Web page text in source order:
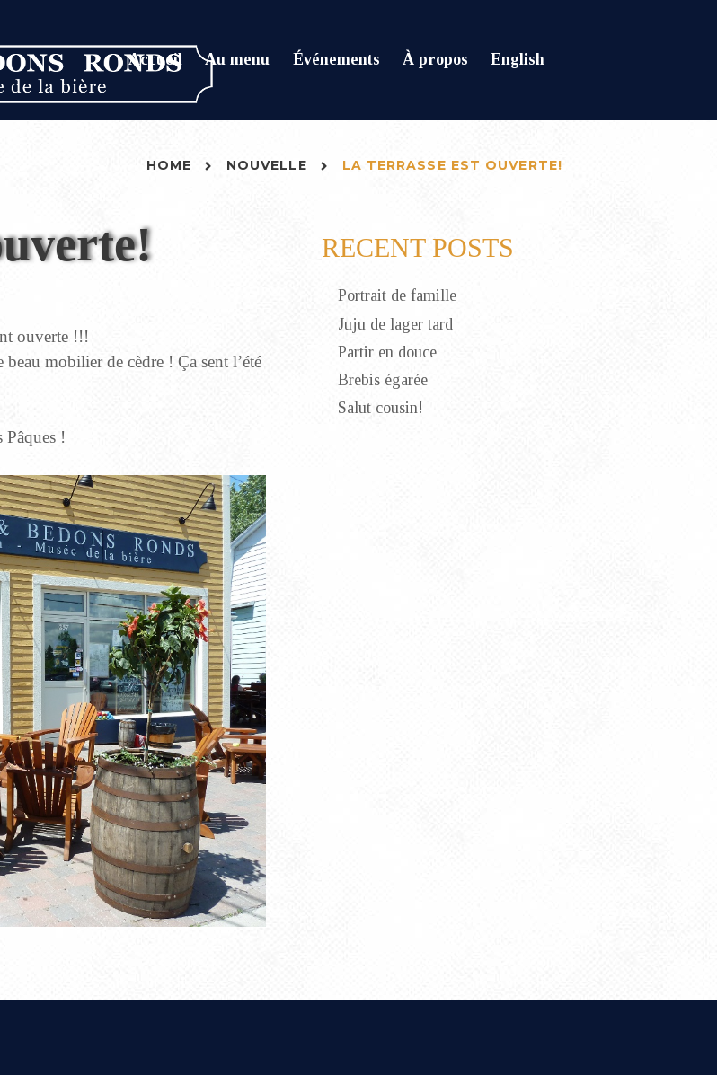
Accueil Au menu Événements À propos English
HOME NOUVELLE LA TERRASSE EST OUVERTE!
ouverte !!!
mobilier de cèdre ! Ça sent l’été
!
RECENT POSTS
Portrait de famille
Juju de lager tard
Partir en douce
Brebis égarée
Salut cousin!